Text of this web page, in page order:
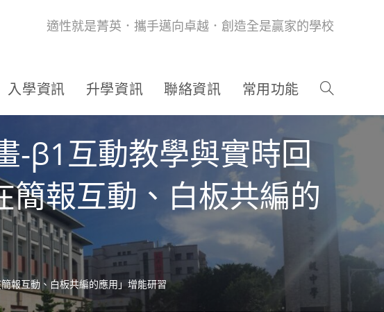
適性就是菁英．攜手邁向卓越．創造全是贏家的學校
入學資訊 升學資訊 聯絡資訊 常用功能
-β1互動教學與實時回
報互動、白板共編的
報互動、白板共編的應用」增能研習